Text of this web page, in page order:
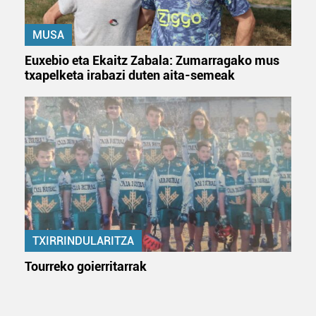
erabiltzeko baimen esplizitua ematen diguzu.Gehiago
irakurri
MUSA
Euxebio eta Ekaitz Zabala: Zumarragako mus
txapelketa irabazi duten aita-semeak
TXIRRINDULARITZA
Tourreko goierritarrak